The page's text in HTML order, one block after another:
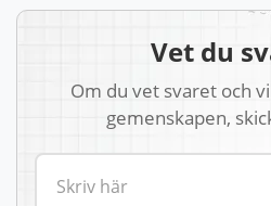
Vet du
Om du vet svaret och
gemenskapen,